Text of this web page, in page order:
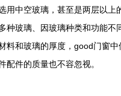
中空玻璃，甚至是两层以
玻璃、因玻璃种类和功能不
料和玻璃的厚度，good门窗
件的质量也不容忽视。